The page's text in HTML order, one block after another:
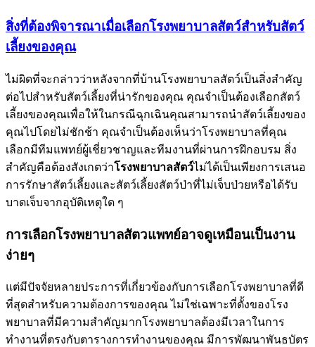
สิ่งที่ต้องพิจารณาเมื่อเลือกโรงพยาบาลสัตว์สำหรับสัตว์
เลี้ยงของคุณ
ไม่ผิดที่จะกล่าวว่าหลังจากที่บ้านโรงพยาบาลสัตว์เป็นสิ่งสำคัญ
ต่อไปสำหรับสัตว์เลี้ยงที่น่ารักของคุณ คุณจำเป็นต้องเลือกสัตว์
เลี้ยงของคุณเพื่อให้ในกรณีฉุกเฉินคุณสามารถนำสัตว์เลี้ยงของ
คุณไปโดยไม่ชักช้า คุณจำเป็นต้องเห็นว่าโรงพยาบาลที่คุณ
เลือกมีทีมแพทย์ผู้เชี่ยวชาญและทีมงานที่ผ่านการฝึกอบรม สิ่ง
สำคัญคือต้องสังเกตว่าโรงพยาบาลสัตว์ไม่ได้เป็นเพียงการเสนอ
การรักษาสัตว์เลี้ยงและสัตว์เลี้ยงสัตว์ป่าที่ไม่เจ็บป่วยหรือได้รับ
บาดเจ็บจากอุบัติเหตุใด ๆ
การเลือกโรงพยาบาลสัตวแพทย์อาจดูเหมือนเป็นงาน
ง่ายๆ
แต่มีปัจจัยหลายประการที่เกี่ยวข้องกับการเลือกโรงพยาบาลที่ดี
ที่สุดสำหรับความต้องการของคุณ ไม่ใช่เฉพาะที่ตั้งของโรง
พยาบาลที่มีความสำคัญมากโรงพยาบาลต้องมีเวลาในการ
ทำงานที่ตรงกับตารางการทำงานของคุณ มีการพัฒนาพันธบัตร